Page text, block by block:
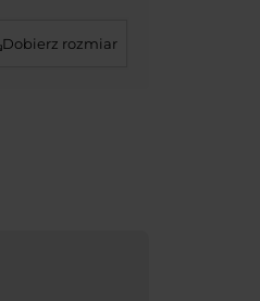
Dobierz rozmiar